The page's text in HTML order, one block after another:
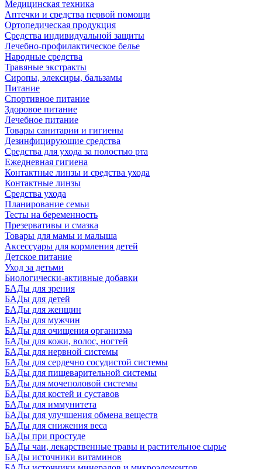
Медицинская техника
Аптечки и средства первой помощи
Ортопедическая продукция
Средства индивидуальной защиты
Лечебно-профилактическое белье
Народные средства
Травяные экстракты
Сиропы, элексиры, бальзамы
Питание
Спортивное питание
Здоровое питание
Лечебное питание
Товары санитарии и гигиены
Дезинфицирующие средства
Средства для ухода за полостью рта
Ежедневная гигиена
Контактные линзы и средства ухода
Контактные линзы
Средства ухода
Планирование семьи
Тесты на беременность
Презервативы и смазка
Товары для мамы и малыша
Аксессуары для кормления детей
Детское питание
Уход за детьми
Биологически-активные добавки
БАДы для зрения
БАДы для детей
БАДы для женщин
БАДы для мужчин
БАДы для очищения организма
БАДы для кожи, волос, ногтей
БАДы для нервной системы
БАДы для сердечно сосудистой системы
БАДы для пищеварительной системы
БАДы для мочеполовой системы
БАДы для костей и суставов
БАДы для иммунитета
БАДы для улучшения обмена веществ
БАДы для снижения веса
БАДы при простуде
БАДы чаи, лекарственные травы и растительное сырье
БАДы источники витаминов